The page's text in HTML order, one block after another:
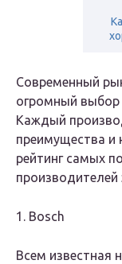
Современный
огромный
Каждый
преимущества и
рейтинг самых
производителей
1. Bosch
Всем известная